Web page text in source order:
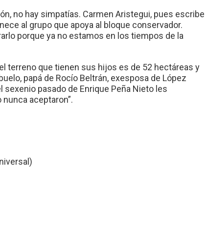
no hay simpatías. Carmen Aristegui, pues escribe
al grupo que apoya al bloque conservador.
porque ya no estamos en los tiempos de la
terreno que tienen sus hijos es de 52 hectáreas y
papá de Rocío Beltrán, exesposa de López
sexenio pasado de Enrique Peña Nieto les
aceptaron”.